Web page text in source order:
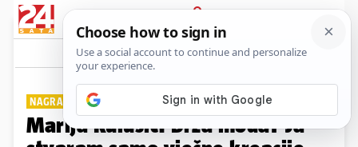
PRIJAVA
Lifestyle Komentari
NAGRAĐIVANA MODNA DIZAJNERICA PLUS+
Marija Kulušić: Brza moda? Ja